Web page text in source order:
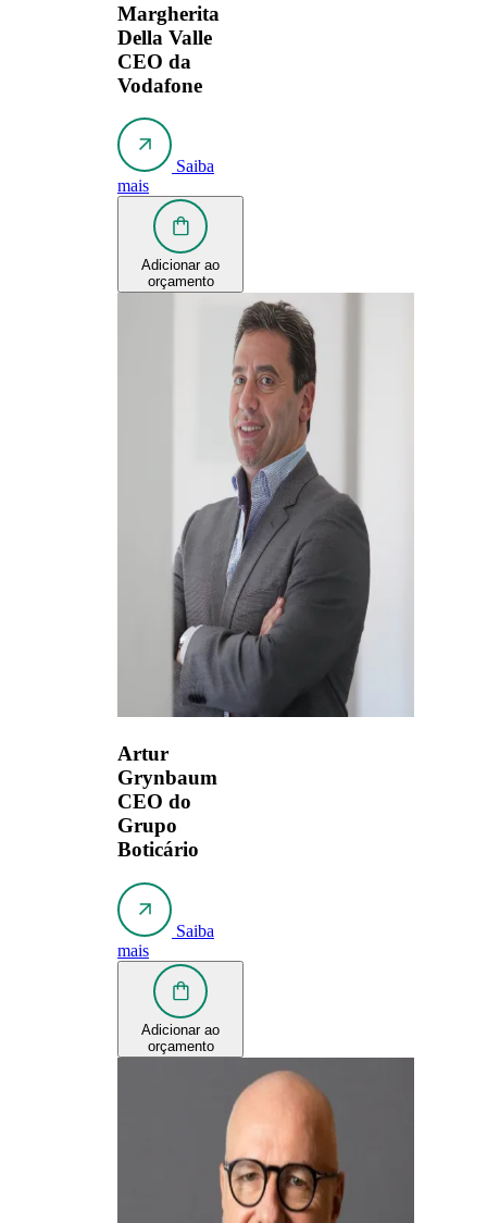
Margherita
Della Valle
CEO da
Vodafone
Saiba
mais
Adicionar ao
orçamento
Artur
Grynbaum
CEO do
Grupo
Boticário
Saiba
mais
Adicionar ao
orçamento